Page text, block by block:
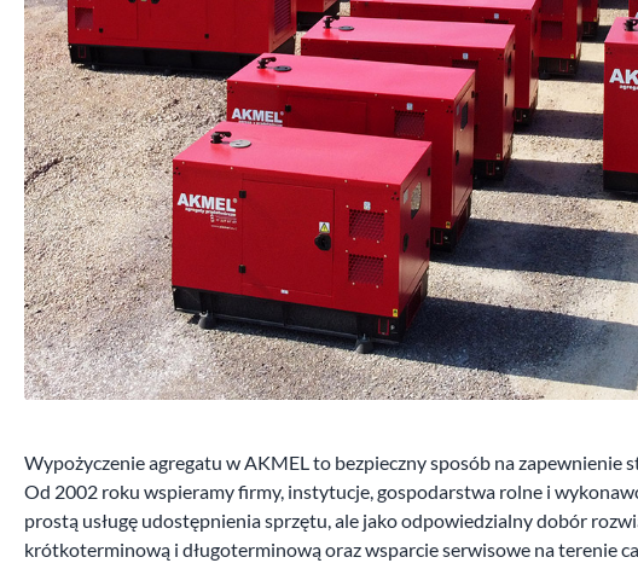
Wypożyczenie agregatu w AKMEL to bezpieczny sposób na zapewnienie
Od 2002 roku wspieramy firmy, instytucje, gospodarstwa rolne i
prostą usługę udostępnienia sprzętu, ale jako odpowiedzialny dobór
krótkoterminową i długoterminową oraz wsparcie serwisowe na terenie